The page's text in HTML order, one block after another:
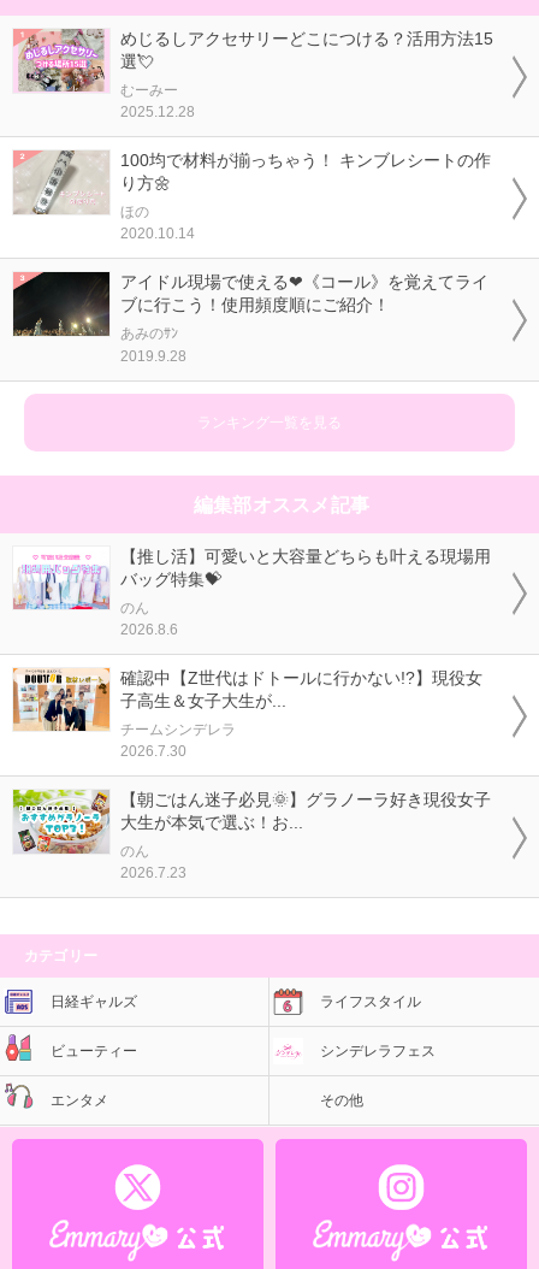
めじるしアクセサリーどこにつける？活用方法15
選💘
むーみー
2025.12.28
100均で材料が揃っちゃう！ キンブレシートの作
り方🌼
ほの
2020.10.14
アイドル現場で使える❤《コール》を覚えてライ
ブに行こう！使用頻度順にご紹介！
あみのｻﾝ
2019.9.28
ランキング一覧を見る
編集部オススメ記事
【推し活】可愛いと大容量どちらも叶える現場用
バッグ特集💝
のん
2026.8.6
確認中【Z世代はドトールに行かない!?】現役女
子高生＆女子大生が...
チームシンデレラ
2026.7.30
【朝ごはん迷子必見🌞】グラノーラ好き現役女子
大生が本気で選ぶ！お...
のん
2026.7.23
カテゴリー
日経ギャルズ ライフスタイル
ビューティー シンデレラフェス
エンタメ その他